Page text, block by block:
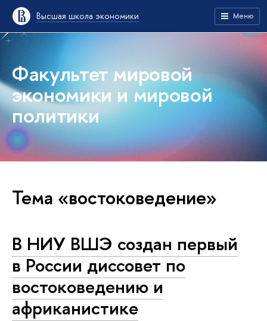
Высшая школа экономики Меню
Факультет мировой
экономики и мировой
политики
Тема «востоковедение»
В НИУ ВШЭ создан первый
в России диссовет по
востоковедению и
африканистике